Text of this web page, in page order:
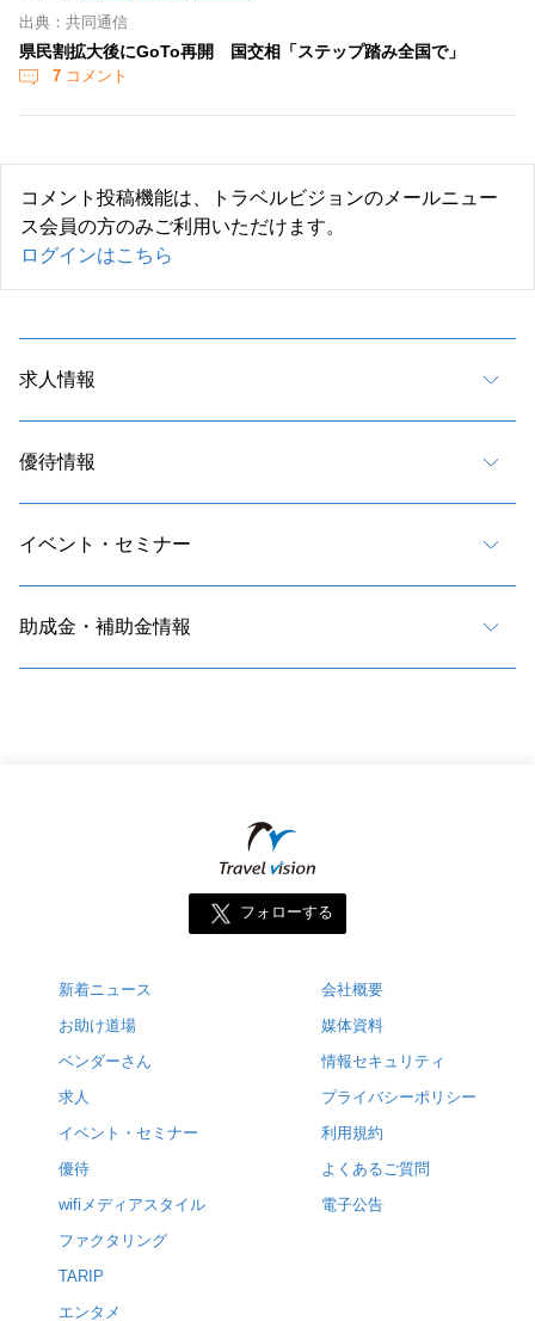
出典：共同通信
県民割拡大後にGoTo再開 国交相「ステップ踏み全国で」
7 コメント
コメント投稿機能は、トラベルビジョンのメールニュー
ス会員の方のみご利用いただけます。
ログインはこちら
求人情報
優待情報
イベント・セミナー
助成金・補助金情報
フォローする
新着ニュース
お助け道場
ベンダーさん
求人
イベント・セミナー
優待
wifiメディアスタイル
ファクタリング
TARIP
エンタメ
会社概要
媒体資料
情報セキュリティ
プライバシーポリシー
利用規約
よくあるご質問
電子公告